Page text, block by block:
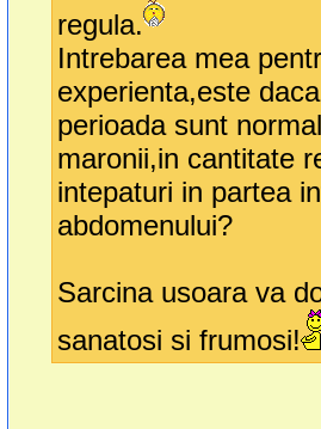
regula.
Intrebarea mea
experienta,este
perioada sunt
maronii,in cantitate
intepaturi in partea
abdomenului?
Sarcina usoara va
sanatosi si frumosi!